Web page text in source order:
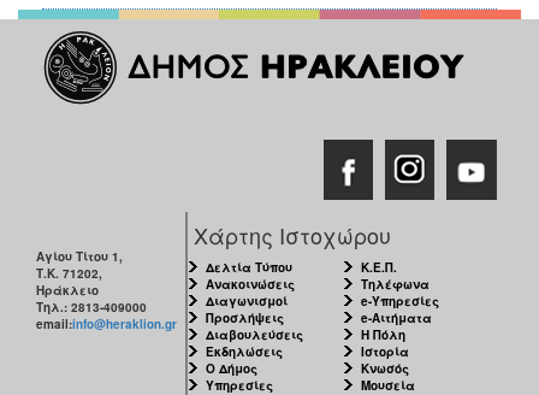
Αγίου Τίτου 1,
Τ.Κ. 71202,
Ηράκλειο
Τηλ.: 2813-409000
email:info@heraklion.gr
Χάρτης Ιστοχώρου
Δελτία Τύπου
Ανακοινώσεις
Διαγωνισμοί
Προσλήψεις
Διαβουλεύσεις
Εκδηλώσεις
Ο Δήμος
Υπηρεσίες
Κ.Ε.Π.
Τηλέφωνα
e-Υπηρεσίες
e-Αιτήματα
Η Πόλη
Ιστορία
Κνωσός
Μουσεία